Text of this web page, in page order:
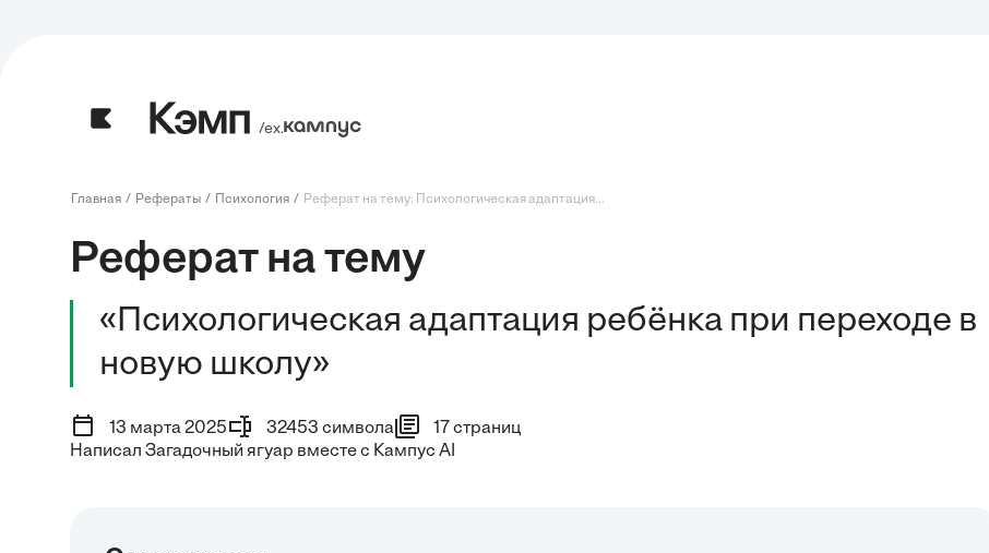
/ех.
Главная Рефераты Психология Реферат на тему: Психологическая адаптация...
Реферат на тему
«Психологическая адаптация ребёнка при переходе в
новую школу»
13 марта 2025 32453 символа
17 страниц
Написал Загадочный ягуар вместе с Кампус AI